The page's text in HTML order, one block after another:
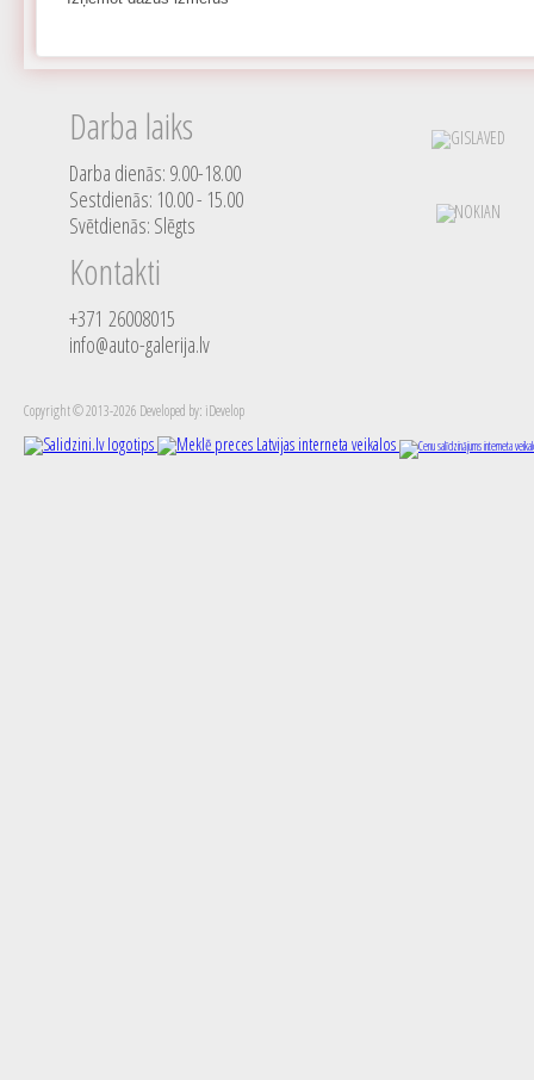
Darba laiks
Darba dienās: 9.00-18.00
Sestdienās: 10.00 - 15.00
Svētdienās: Slēgts
Kontakti
+371 26008015
info@auto-galerija.lv
Copyright © 2013-2026 Developed by: iDevelop